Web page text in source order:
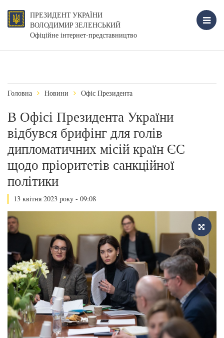
ПРЕЗИДЕНТ УКРАЇНИ
ВОЛОДИМИР ЗЕЛЕНСЬКИЙ
Офіційне інтернет-представництво
Головна Новини Офіс Президента
В Офісі Президента України
відбувся брифінг для голів
дипломатичних місій країн ЄС
щодо пріоритетів санкційної
політики
13 квітня 2023 року - 09:08